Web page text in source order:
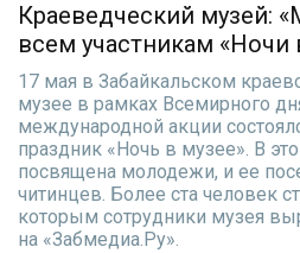
Краеведческий музей:
всем участникам «Ночи
17 мая в Забайкальском
музее в рамках Всемирного
международной акции
праздник «Ночь в музее». В
посвящена молодежи, и ее
читинцев. Более ста человек
которым сотрудники музея
на «Забмедиа.Ру».